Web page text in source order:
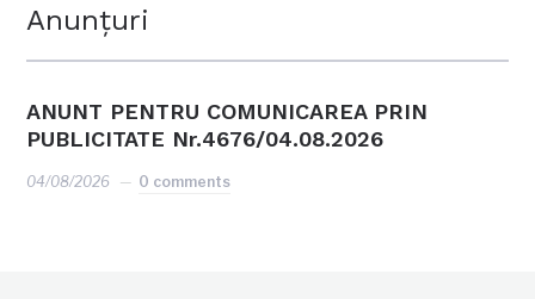
Anunțuri
ANUNT PENTRU COMUNICAREA PRIN
PUBLICITATE Nr.4676/04.08.2026
04/08/2026 0 comments